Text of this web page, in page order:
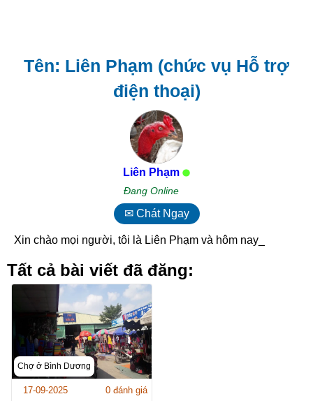
Tên: Liên Phạm (chức vụ Hỗ trợ
điện thoại)
Liên Phạm
Đang Online
✉ Chát Ngay
Xin chào mọi người, tôi là Liên Phạm và hôm nay t_
Tất cả bài viết đã đăng:
Chợ ở Bình Dương
17-09-2025 0 đánh giá